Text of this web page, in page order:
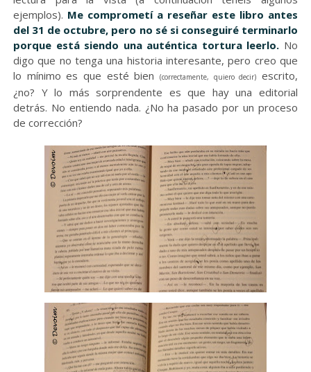
ejemplos). Me comprometí a reseñar este libro antes
del 31 de octubre, pero no sé si conseguiré terminarlo
porque está siendo una auténtica tortura leerlo. No
digo que no tenga una historia interesante, pero creo que
lo mínimo es que esté bien(correctamente, quiero decir) escrito,
¿no? Y lo más sorprendente es que hay una editorial
detrás. No entiendo nada. ¿No ha pasado por un proceso
de corrección?